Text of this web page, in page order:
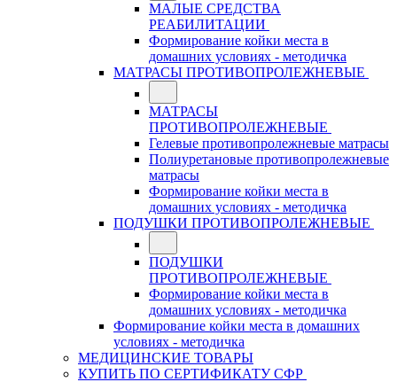
МАЛЫЕ СРЕДСТВА
РЕАБИЛИТАЦИИ
Формирование койки места в
домашних условиях - методичка
МАТРАСЫ ПРОТИВОПРОЛЕЖНЕВЫЕ
МАТРАСЫ
ПРОТИВОПРОЛЕЖНЕВЫЕ
Гелевые противопролежневые матрасы
Полиуретановые противопролежневые
матрасы
Формирование койки места в
домашних условиях - методичка
ПОДУШКИ ПРОТИВОПРОЛЕЖНЕВЫЕ
ПОДУШКИ
ПРОТИВОПРОЛЕЖНЕВЫЕ
Формирование койки места в
домашних условиях - методичка
Формирование койки места в домашних
условиях - методичка
МЕДИЦИНСКИЕ ТОВАРЫ
КУПИТЬ ПО СЕРТИФИКАТУ СФР